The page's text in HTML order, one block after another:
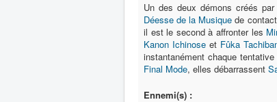
Un des deux démons créés par
Déesse de la Musique de
il est le second à affronter les
Kanon Ichinoseet Fûka
instantanément chaque
Final Mode, elles débarrassent
Ennemi(s) :